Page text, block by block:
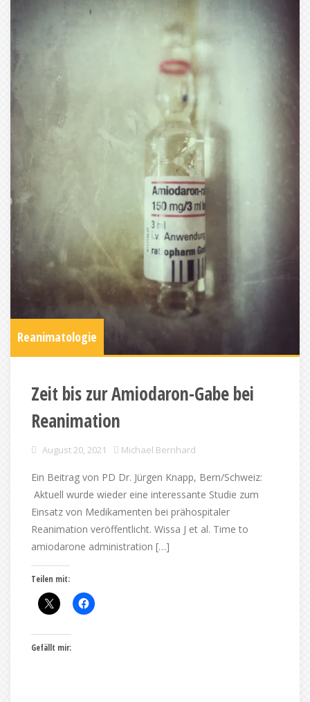
Reanimatologie
Zeit bis zur Amiodaron-Gabe bei
Reanimation
August 20, 2021 Michael Bernhard
Ein Beitrag von PD Dr. Jürgen Knapp, Bern/Schweiz:
Aktuell wurde wieder eine interessante Studie zum
Einsatz von Medikamenten bei prähospitaler
Reanimation veröffentlicht. Wissa J et al. Time to
amiodarone administration […]
Teilen mit:
Gefällt mir: